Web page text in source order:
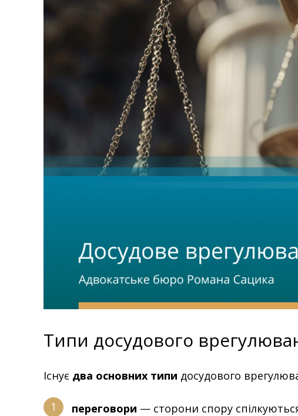
Типи досудового
Існує два основних типи досудового
переговори — сторони спору